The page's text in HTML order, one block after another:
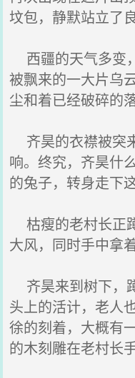
坟包，静默站立了良
西疆的天气多变
被飘来的一大片乌
尘和着已经破碎的
齐昊的衣襟被突
响。终究，齐昊什
的兔子，转身走下
枯瘦的老村长正
大风，同时手中拿
齐昊来到树下，
头上的活计，老人
徐的刻着，大概有
的木刻雕在老村长